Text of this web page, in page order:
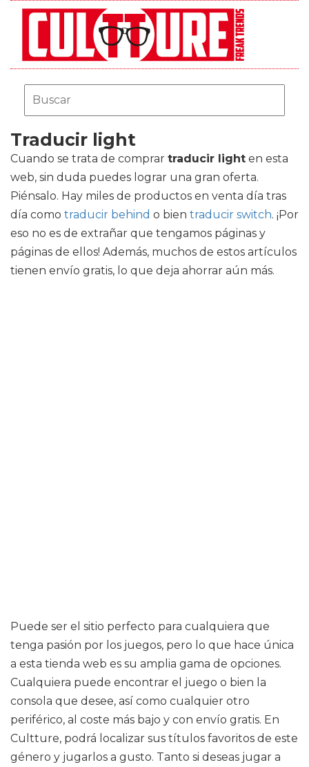
Traducir light
Cuando se trata de comprar traducir light en esta
web, sin duda puedes lograr una gran oferta.
Piénsalo. Hay miles de productos en venta día tras
día como traducir behind o bien traducir switch. ¡Por
eso no es de extrañar que tengamos páginas y
páginas de ellos! Además, muchos de estos artículos
tienen envío gratis, lo que deja ahorrar aún más.
Puede ser el sitio perfecto para cualquiera que
tenga pasión por los juegos, pero lo que hace única
a esta tienda web es su amplia gama de opciones.
Cualquiera puede encontrar el juego o bien la
consola que desee, así como cualquier otro
periférico, al coste más bajo y con envío gratis. En
Cultture, podrá localizar sus títulos favoritos de este
género y jugarlos a gusto. Tanto si deseas jugar a